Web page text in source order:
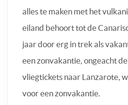
alles te maken met het
eiland behoort tot de
jaar door erg in trek als
een zonvakantie, ongeacht
vliegtickets naar Lanzarote,
voor een zonvakantie.